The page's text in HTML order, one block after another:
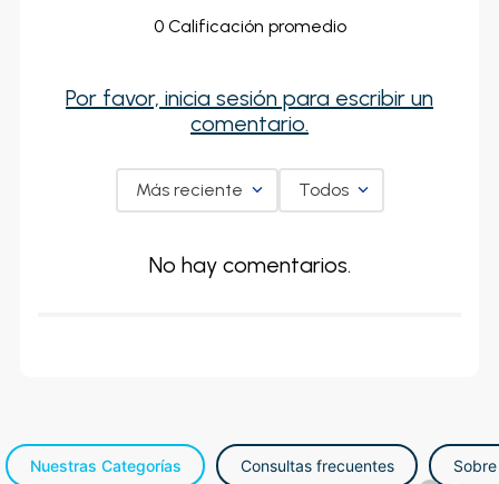
0 Calificación promedio
Por favor, inicia sesión para escribir un
comentario.
Más reciente Todos
No hay comentarios.
Nuestras Categorías Consultas frecuentes